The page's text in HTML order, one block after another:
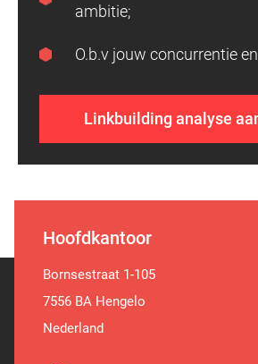
ambitie;
O.b.v jouw concurrentie
Linkbuilding analyse
Hoofdkantoor
Bornsestraat 1-105
7556 BA Hengelo
Nederland